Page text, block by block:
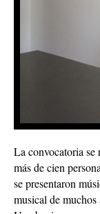
La convocatoria se
más de cien
se presentaron
musical de muchos